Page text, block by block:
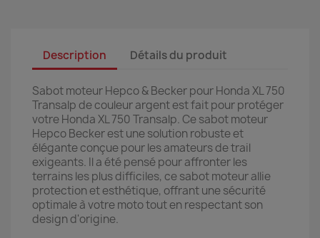
Description Détails du produit
Sabot moteur Hepco & Becker pour Honda XL 750
Transalp de couleur argent est fait pour protéger
votre Honda XL 750 Transalp. Ce sabot moteur
Hepco Becker est une solution robuste et
élégante conçue pour les amateurs de trail
exigeants. Il a été pensé pour affronter les
terrains les plus difficiles, ce sabot moteur allie
protection et esthétique, offrant une sécurité
optimale à votre moto tout en respectant son
design d'origine.